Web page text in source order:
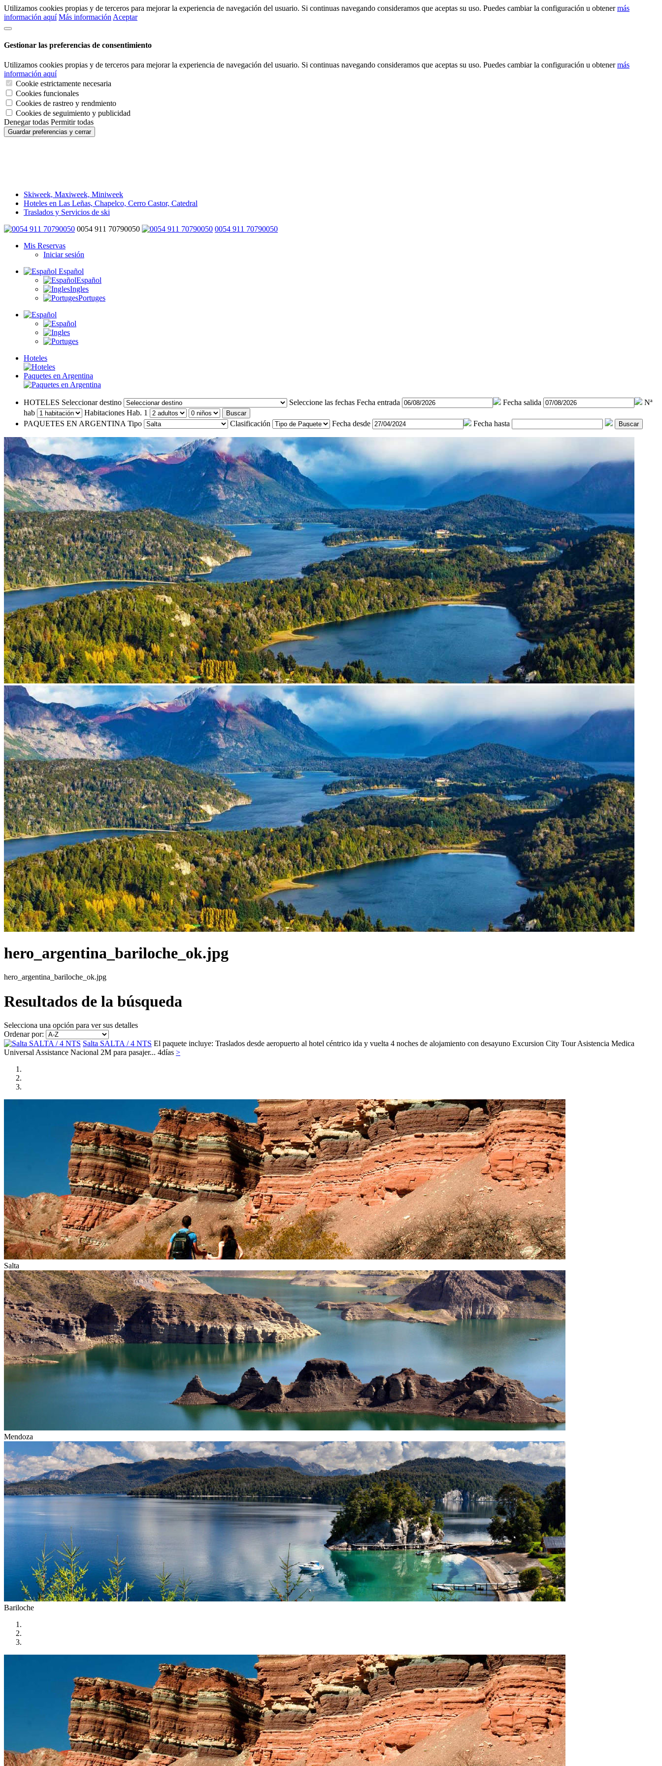
Utilizamos cookies propias y de terceros para mejorar la experiencia de navegación del usuario. Si continuas navegando consideramos que aceptas su uso. Puedes cambiar la configuración u obtenermás
información aquí Más información Aceptar
Gestionar las preferencias de consentimiento
Utilizamos cookies propias y de terceros para mejorar la experiencia de navegación del usuario. Si continuas navegando consideramos que aceptas su uso. Puedes cambiar la configuración u obtenermás
información aquí
Cookie estrictamente necesaria
Cookies funcionales
Cookies de rastreo y rendmiento
Cookies de seguimiento y publicidad
Denegar todas Permitir todas
Guardar preferencias y cerrar
Skiweek, Maxiweek, Miniweek
Hoteles en Las Leñas, Chapelco, Cerro Castor, Catedral
Traslados y Servicios de ski
0054 911 70790050
0054 911 70790050
Mis Reservas
Iniciar sesión
Español
Español
Ingles
Portuges
Hoteles
Paquetes en Argentina
HOTELES Seleccionar destino Seleccione las fechas Fecha entrada Fecha salida
Nª
hab
Habitaciones Hab. 1 Buscar
PAQUETES EN ARGENTINA Tipo Clasificación Fecha desde Fecha hasta Buscar
hero_argentina_bariloche_ok.jpg
hero_argentina_bariloche_ok.jpg
Resultados de la búsqueda
Selecciona una opción para ver sus detalles
Ordenar por:
Salta SALTA / 4 NTS El paquete incluye: Traslados desde aeropuerto al hotel céntrico ida y vuelta 4 noches de alojamiento con desayuno Excursion City Tour Asistencia Medica
Universal Assistance Nacional 2M para pasajer... 4días >
Salta
Mendoza
Bariloche